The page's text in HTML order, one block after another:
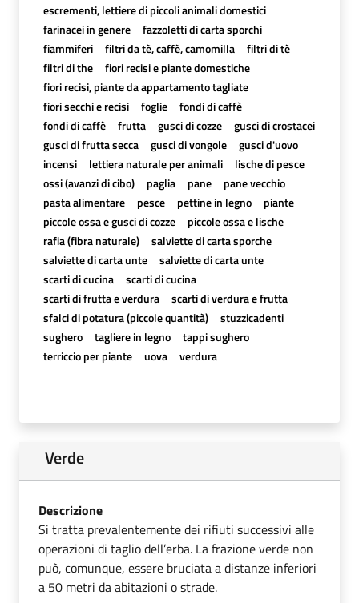
escrementi, lettiere di piccoli animali domestici
farinacei in genere
fazzoletti di carta sporchi
fiammiferi
filtri da tè, caffè, camomilla
filtri di tè
filtri di the
fiori recisi e piante domestiche
fiori recisi, piante da appartamento tagliate
fiori secchi e recisi
foglie
fondi di caffè
fondi di caffè
frutta gusci di cozze
gusci di crostacei
gusci di frutta secca
gusci di vongole
gusci d'uovo
incensi
lettiera naturale per animali
lische di pesce
ossi (avanzi di cibo)
paglia pane
pane vecchio
pasta alimentare
pesce pettine in legno
piante
piccole ossa e gusci di cozze
piccole ossa e lische
rafia (fibra naturale)
salviette di carta sporche
salviette di carta unte
salviette di carta unte
scarti di cucina
scarti di cucina
scarti di frutta e verdura
scarti di verdura e frutta
sfalci di potatura (piccole quantità)
stuzzicadenti
sughero
tagliere in legno
tappi sughero
terriccio per piante
uova verdura
Verde
Descrizione
Si tratta prevalentemente dei rifiuti successivi alle
operazioni di taglio dell’erba. La frazione verde non
può, comunque, essere bruciata a distanze inferiori
a 50 metri da abitazioni o strade.